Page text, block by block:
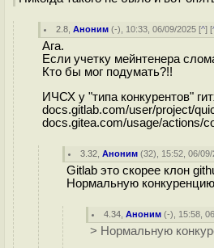
2.8 ,Аноним (-), 10:33, 06/09/2025 [^] [
Ага.
Если учетку мейнтенера
Кто бы мог подумать?!!
ИЧСХ у "типа конкурентов"
docs.gitlab.com/user/project/
docs.gitea.com/usage/actions/
3.32 ,Аноним (32), 15:52, 06/
Gitlab это скорее клон
Нормальную
4.34 ,Аноним (-), 15:58,
> Нормальную